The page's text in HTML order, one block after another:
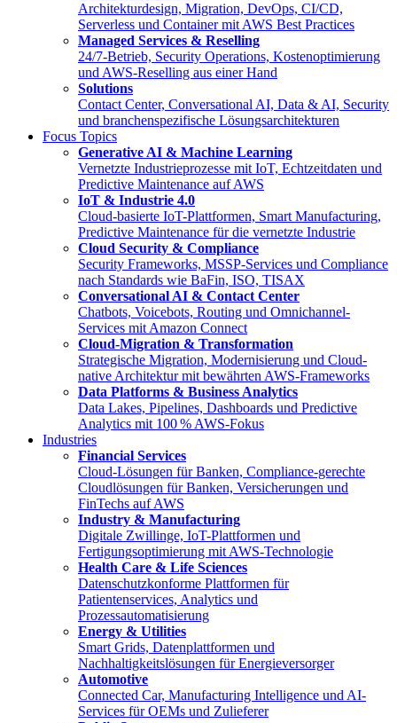
Architekturdesign, Migration, DevOps, CI/CD,
Serverless und Container mit AWS Best Practices
Managed Services & Reselling
24/7-Betrieb, Security Operations, Kostenoptimierung
und AWS-Reselling aus einer Hand
Solutions
Contact Center, Conversational AI, Data & AI, Security
und branchenspezifische Lösungsarchitekturen
Focus Topics
Generative AI & Machine Learning
Vernetzte Industrieprozesse mit IoT, Echtzeitdaten und
Predictive Maintenance auf AWS
IoT & Industrie 4.0
Cloud-basierte IoT-Plattformen, Smart Manufacturing,
Predictive Maintenance für die vernetzte Industrie
Cloud Security & Compliance
Security Frameworks, MSSP-Services und Compliance
nach Standards wie BaFin, ISO, TISAX
Conversational AI & Contact Center
Chatbots, Voicebots, Routing und Omnichannel-
Services mit Amazon Connect
Cloud-Migration & Transformation
Strategische Migration, Modernisierung und Cloud-
native Architektur mit bewährten AWS-Frameworks
Data Platforms & Business Analytics
Data Lakes, Pipelines, Dashboards und Predictive
Analytics mit 100 % AWS-Fokus
Industries
Financial Services
Cloud-Lösungen für Banken, Compliance-gerechte
Cloudlösungen für Banken, Versicherungen und
FinTechs auf AWS
Industry & Manufacturing
Digitale Zwillinge, IoT-Plattformen und
Fertigungsoptimierung mit AWS-Technologie
Health Care & Life Sciences
Datenschutzkonforme Plattformen für
Patientenservices, Analytics und
Prozessautomatisierung
Energy & Utilities
Smart Grids, Datenplattformen und
Nachhaltigkeitslösungen für Energieversorger
Automotive
Connected Car, Manufacturing Intelligence und AI-
Services für OEMs und Zulieferer